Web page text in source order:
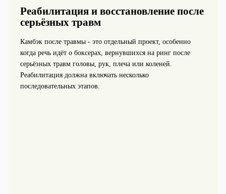
Реабилитация и восстановление после
серьёзных травм
Камбэк после травмы - это отдельный проект, особенно
когда речь идёт о боксерах, вернувшихся на ринг после
серьёзных травм головы, рук, плеча или коленей.
Реабилитация должна включать несколько
последовательных этапов.